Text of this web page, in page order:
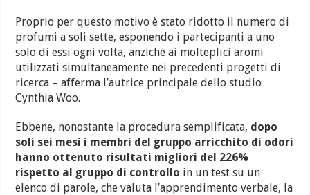
Proprio per questo motivo è stato ridotto il numero di
profumi a soli sette, esponendo i partecipanti a uno
solo di essi ogni volta, anziché ai molteplici aromi
utilizzati simultaneamente nei precedenti progetti di
ricerca – afferma l’autrice principale dello studio
Cynthia Woo.
Ebbene, nonostante la procedura semplificata, dopo
soli sei mesi i membri del gruppo arricchito di odori
hanno ottenuto risultati migliori del 226%
rispetto al gruppo di controllo in un test su un
elenco di parole, che valuta l’apprendimento verbale, la